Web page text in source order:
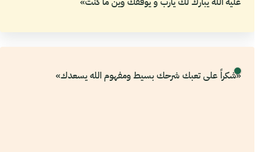
«شكراً على تعبك شرحك بسيط ومفهوم الله يسعدك»